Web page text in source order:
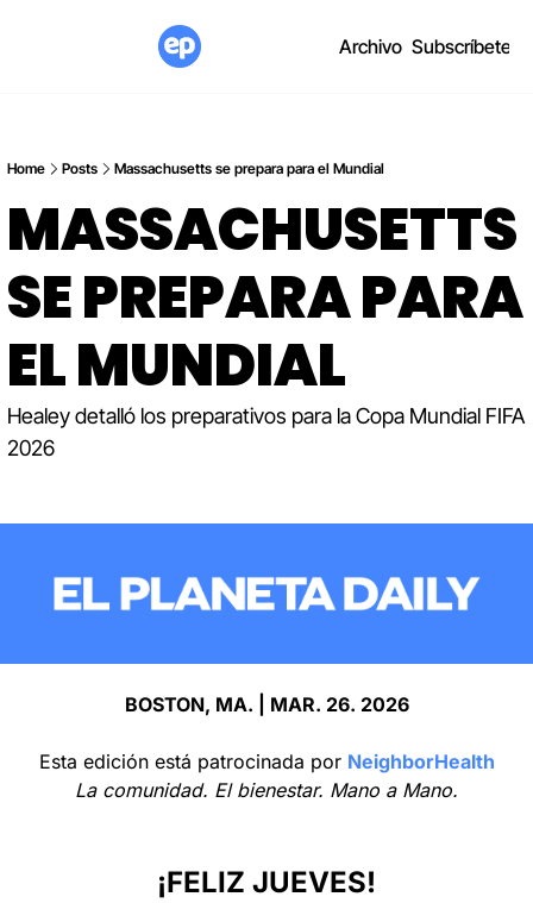
Archivo Subscríbete
Home Posts Massachusetts se prepara para el Mundial
MASSACHUSETTS
SE PREPARA PARA
EL MUNDIAL
Healey detalló los preparativos para la Copa Mundial FIFA
2026
BOSTON, MA. | MAR. 26. 2026
Esta edición está patrocinada por NeighborHealth
La comunidad. El bienestar. Mano a Mano.
¡FELIZ JUEVES!